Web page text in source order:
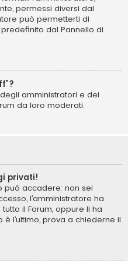
permessi diversi dal
può permetterti di
dal Pannello di
amministratori e dei
da loro moderati.
privati!
può accadere: non sei
l’amministratore ha
il Forum, oppure li ha
l’ultimo, prova a chiederne il